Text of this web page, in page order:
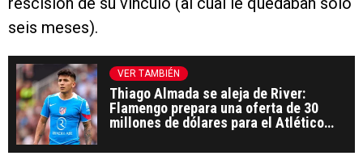
Flamengo prepara una oferta de 30
millones de dólares para el Atlético
Madrid
El zaguero subió un video con sus mejores
momentos en el Más Grande, donde estuvo a lo